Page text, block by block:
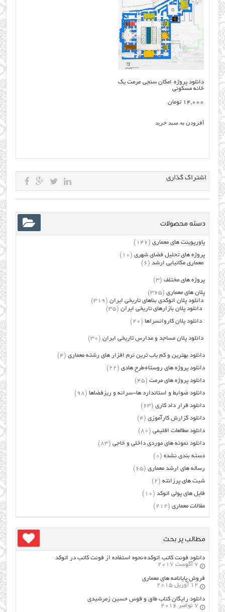
دانلود پروژه امکان سنجی مرمت یک
خانه مسکونی
14,000 تومان
افزودن به سبد خرید
اشتراک گذاری
دسته محصولات
پاورپوینت های معماری (146)
پروژه های تحلیل فضای شهری (10)
معماری مکانیابی ارشد (6)
پروژه های مختلف (3)
پلان های معماری (365)
دانلود پلان اتوکدی بناهای تاریخی ایران (319)
دانلود پلان بازارهای تاریخی ایران (35)
دانلود پلان کاروانسراها (20)
دانلود پلان مساجد و مدارس تاریخی ایران (30)
دانلود بهترین و کم یاب ترین نرم افزار های رشته معماری (4)
دانلود پروژه های روستا+طرح هادی (22)
دانلود پروژه های مرمت (45)
دانلود ضوابط و استاندارد ها-سرانه و ریزفضاها (98)
دانلود قرار داد کاری (63)
دانلود گزارش کارآموزی (4)
دانلود مطالعات اقلیمی (80)
دانلود نمونه های موردی داخلی و خاجی (83)
دسته بندی نشده (0)
رساله های ارشد معماری (65)
شیت های پرزانته (2)
فایل های پولی اتوکد (10)
مقالات معماری (212)
مطالب پر بحث
دانلود فونت کاتب اتوکد+نحوه استفاده از فونت کاتب در اتوکد
7 آگوست 2017
فروش پایانامه های معماری
12 آوریل 2015
دانلود رایگان کتاب طاق و قوس حسین زمرشیدی
7 نوامبر 2016